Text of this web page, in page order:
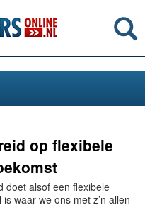
op flexibele
doet alsof een flexibele
waar we ons met z’n allen